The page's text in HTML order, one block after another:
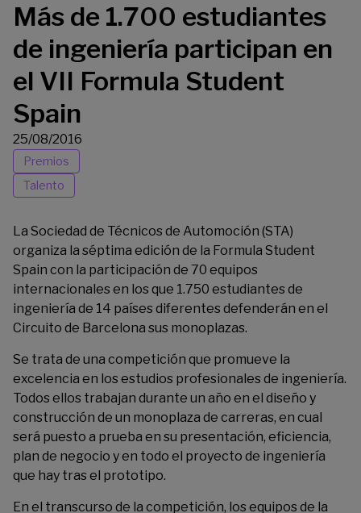
Más de 1.700 estudiantes
de ingeniería participan en
el VII Formula Student
Spain
25/08/2016
Premios
Talento
La Sociedad de Técnicos de Automoción (STA)
organiza la séptima edición de la Formula Student
Spain con la participación de 70 equipos
internacionales en los que 1.750 estudiantes de
ingeniería de 14 países diferentes defenderán en el
Circuito de Barcelona sus monoplazas.
Se trata de una competición que promueve la
excelencia en los estudios profesionales de ingeniería.
Todos ellos trabajan durante un año en el diseño y
construcción de un monoplaza de carreras, en cual
será puesto a prueba en su presentación, eficiencia,
plan de negocio y en todo el proyecto de ingeniería
que hay tras el prototipo.
En el transcurso de la competición, los equipos de la